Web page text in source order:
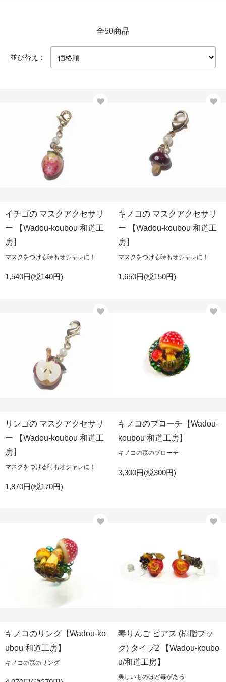
全50商品
並び替え：
イチゴの マスクアクセサリ
ー 【Wadou-koubou 和道工
房】
マスクをつける時もオシャレに！
1,540円(税140円)
キノコの マスクアクセサリ
ー 【Wadou-koubou 和道工
房】
マスクをつける時もオシャレに！
1,650円(税150円)
リンゴの マスクアクセサリ
ー 【Wadou-koubou 和道工
房】
マスクをつける時もオシャレに！
1,870円(税170円)
キノコのブローチ【Wadou-
koubou 和道工房】
キノコの森のブローチ
3,300円(税300円)
キノコのリング【Wadou-ko
ubou 和道工房】
キノコの森のリング
毒りんご ピアス (樹脂フッ
ク) タイプ2 【Wadou-koubo
u/和道工房】
美しいものほど毒がある